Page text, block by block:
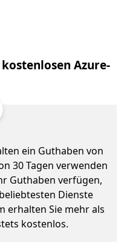
Azure-
ein Guthaben von
30 Tagen verwenden
Guthaben verfügen,
Dienste
erhalten Sie mehr als
kostenlos.